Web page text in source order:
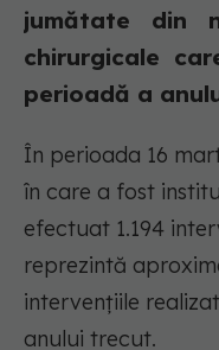
jumătate din
chirurgicale
perioadă a
În perioada 16
în care a fost
efectuat 1.194
reprezintă
intervențiile
anului trecut.